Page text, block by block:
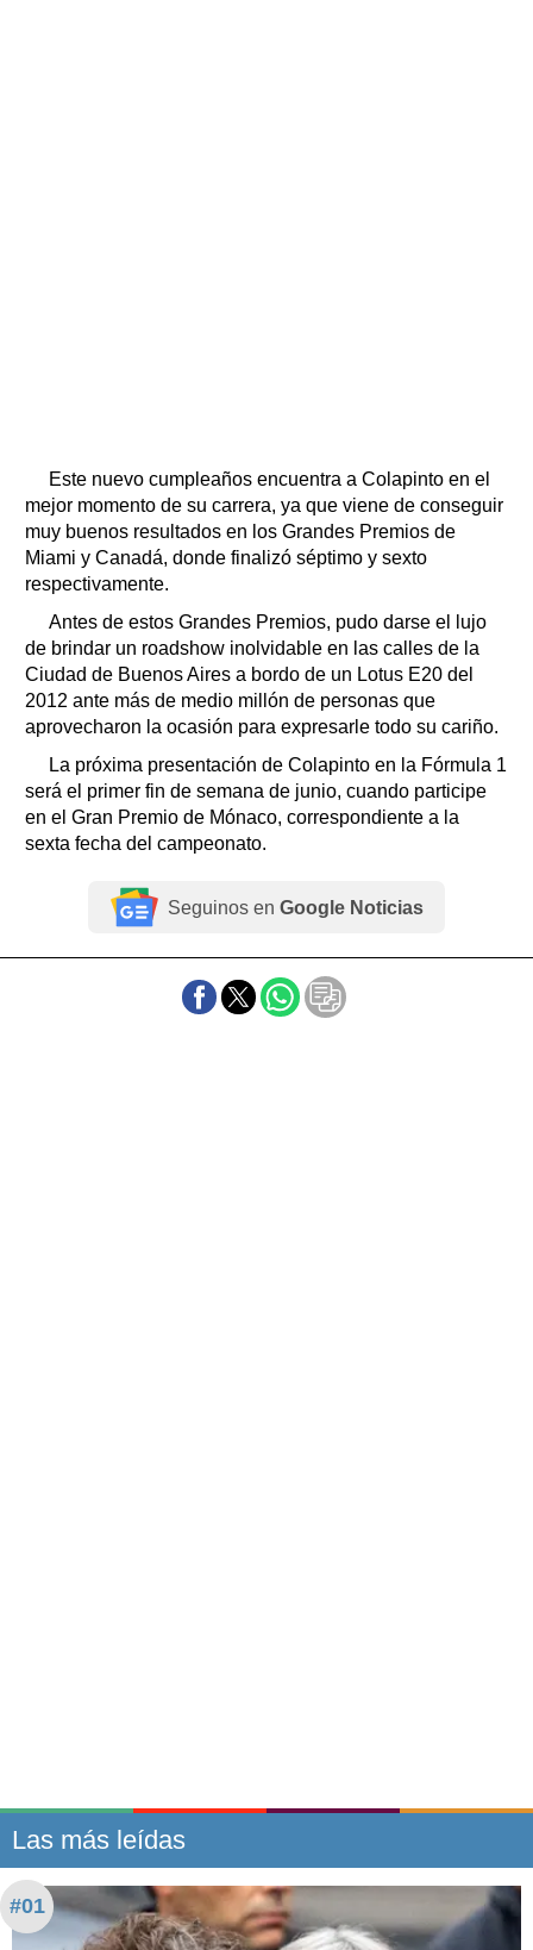
Este nuevo cumpleaños encuentra a Colapinto en el
mejor momento de su carrera, ya que viene de conseguir
muy buenos resultados en los Grandes Premios de
Miami y Canadá, donde finalizó séptimo y sexto
respectivamente.
Antes de estos Grandes Premios, pudo darse el lujo
de brindar un roadshow inolvidable en las calles de la
Ciudad de Buenos Aires a bordo de un Lotus E20 del
2012 ante más de medio millón de personas que
aprovecharon la ocasión para expresarle todo su cariño.
La próxima presentación de Colapinto en la Fórmula 1
será el primer fin de semana de junio, cuando participe
en el Gran Premio de Mónaco, correspondiente a la
sexta fecha del campeonato.
Seguinos en Google Noticias
Las más leídas
#01